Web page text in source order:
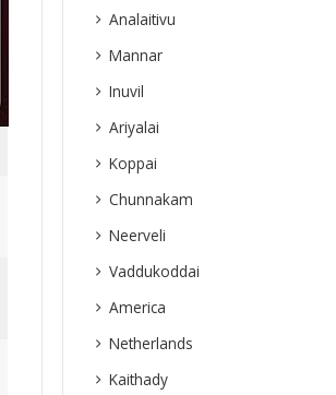
Analaitivu
Mannar
Inuvil
Ariyalai
Koppai
Chunnakam
Neerveli
Vaddukoddai
America
Netherlands
Kaithady